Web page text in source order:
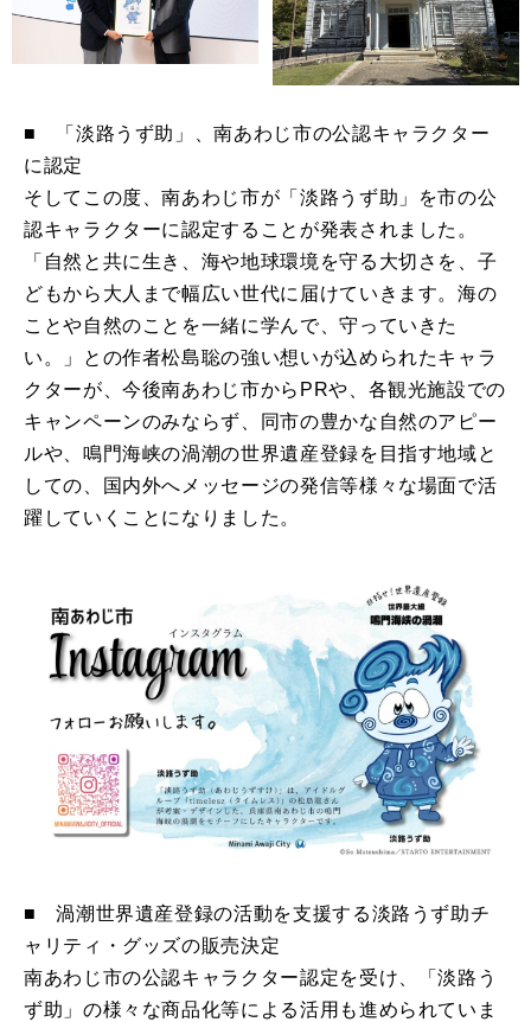
■ 「淡路うず助」、南あわじ市の公認キャラクター
に認定
そしてこの度、南あわじ市が「淡路うず助」を市の公
認キャラクターに認定することが発表されました。
「自然と共に生き、海や地球環境を守る大切さを、子
どもから大人まで幅広い世代に届けていきます。海の
ことや自然のことを一緒に学んで、守っていきた
い。」との作者松島聡の強い想いが込められたキャラ
クターが、今後南あわじ市からPRや、各観光施設での
キャンペーンのみならず、同市の豊かな自然のアピー
ルや、鳴門海峡の渦潮の世界遺産登録を目指す地域と
しての、国内外へメッセージの発信等様々な場面で活
躍していくことになりました。
■ 渦潮世界遺産登録の活動を支援する淡路うず助チ
ャリティ・グッズの販売決定
南あわじ市の公認キャラクター認定を受け、「淡路う
ず助」の様々な商品化等による活用も進められていま